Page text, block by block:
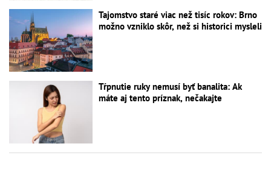
Tajomstvo staré viac než tisíc rokov: Brno
možno vzniklo skôr, než si historici mysleli
Tŕpnutie ruky nemusí byť banalita: Ak
máte aj tento príznak, nečakajte